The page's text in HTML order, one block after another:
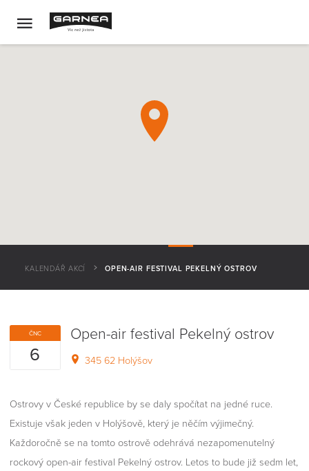
KALENDÁŘ AKCÍ OPEN-AIR FESTIVAL PEKELNÝ OSTROV
ČNC
6
Open-air festival Pekelný ostrov
345 62 Holýšov
Ostrovy v České republice by se daly spočítat na jedné ruce.
Existuje však jeden v Holýšově, který je něčím výjimečný.
Každoročně se na tomto ostrově odehrává nezapomenutelný
rockový open-air festival Pekelný ostrov. Letos to bude již sedm let,